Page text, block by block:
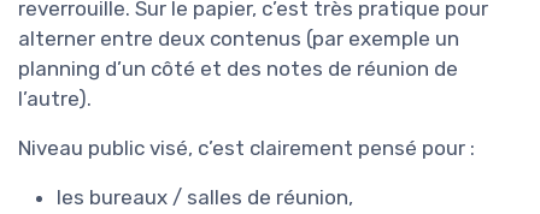
reverrouille. Sur le papier, c’est très pratique pour
alterner entre deux contenus (par exemple un
planning d’un côté et des notes de réunion de
l’autre).
Niveau public visé, c’est clairement pensé pour :
les bureaux / salles de réunion,